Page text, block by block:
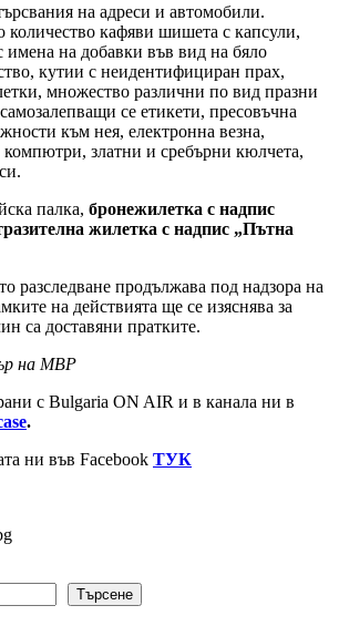
на адреси и автомобили.
количество кафяви шишета с капсули,
на добавки във вид на бяло
кутии с неидентифициран прах,
множество различни по вид празни
се етикети, пресовъчна
към нея, електронна везна,
златни и сребърни кюлчета,
палка, бронежилетка с надпис
жилетка с надпис „Пътна
разследване продължава под надзора на
на действията ще се изяснява за
са доставяни пратките.
на МВР
с Bulgaria ON AIR и в канала ни в
.
ни във Facebook ТУК
Търсене